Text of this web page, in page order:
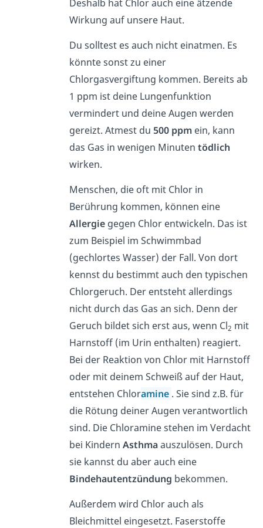
Deshalb hat Chlor auch eine ätzende
Wirkung auf unsere Haut.
Du solltest es auch nicht einatmen. Es
könnte sonst zu einer
Chlorgasvergiftung kommen. Bereits ab
1 ppm ist deine Lungenfunktion
vermindert und deine Augen werden
gereizt. Atmest du 500 ppmein, kann
das Gas in wenigen Minuten tödlich
wirken.
Menschen, die oft mit Chlor in
Berührung kommen, können eine
Allergiegegen Chlor entwickeln. Das ist
zum Beispiel im Schwimmbad
(gechlortes Wasser) der Fall. Von dort
kennst du bestimmt auch den typischen
Chlorgeruch. Der entsteht allerdings
nicht durch das Gas an sich. Denn der
Geruch bildet sich erst aus, wenn Cl2 mit
Harnstoff (im Urin enthalten) reagiert.
Bei der Reaktion von Chlor mit Harnstoff
oder mit deinem Schweiß auf der Haut,
entstehen Chloramine . Sie sind z.B. für
die Rötung deiner Augen verantwortlich
sind. Die Chloramine stehen im Verdacht
bei Kindern Asthmaauszulösen. Durch
sie kannst du aber auch eine
Bindehautentzündung bekommen.
Außerdem wird Chlor auch als
Bleichmittel eingesetzt. Faserstoffe